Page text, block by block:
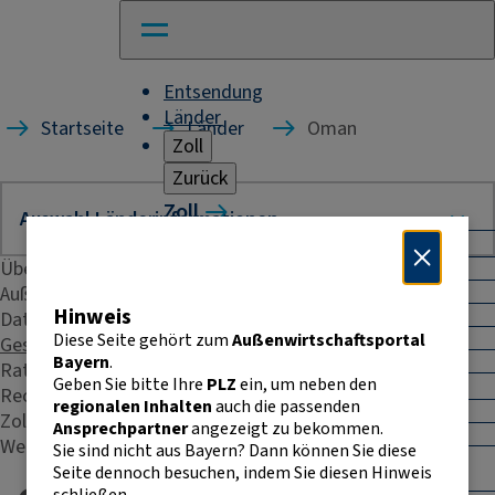
Entsendung
Länder
Zoll
Zurück
Zoll
Warenverkehr mit Drittländern
Warenursprung und Präferenzen
Warenverkehr innerhalb der EU
Allgemeines
Intrahandelsstatistik
Umsatzsteuer-
Identifikationsnummer
Startseite Länder Oman
Übersicht
Außenhandelsstatistik
Daten & Fakten
Geschäftspraxis
Rating
Recht & Steuern
Zoll
Weitere Kontakte
Hinweis
Diese Seite gehört zumAußenwirtschaftsportal
Bayern.
Geben Sie bitte Ihre PLZein, um neben den
regionalen Inhaltenauch die passenden
Ansprechpartnerangezeigt zu bekommen.
Sie sind nicht aus Bayern? Dann können Sie diese
Seite dennoch besuchen, indem Sie diesen Hinweis